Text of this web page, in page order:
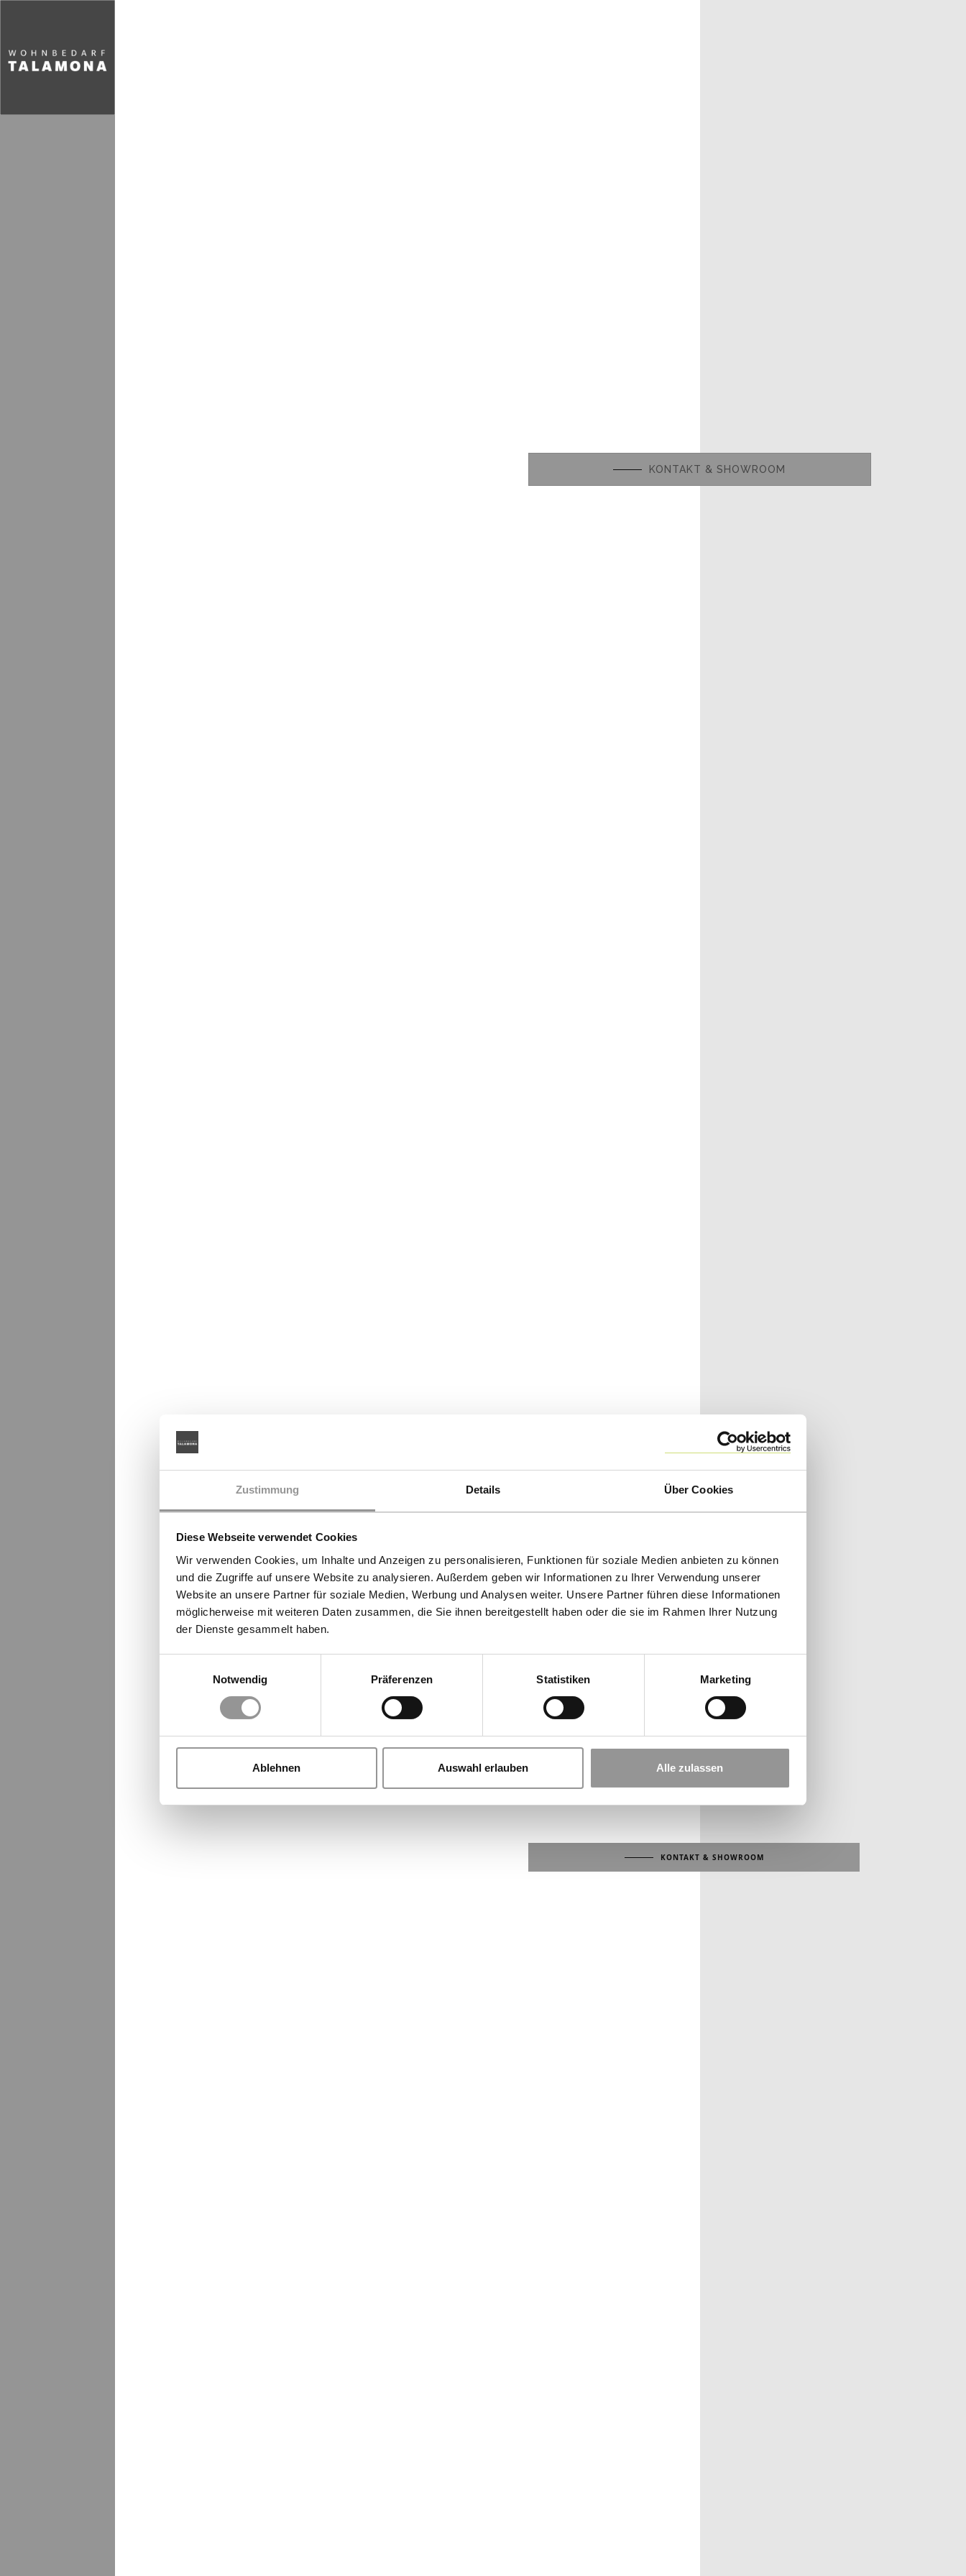
Zustimmung Details Über Cookies
Diese Webseite verwendet Cookies
Wir verwenden Cookies, um Inhalte und Anzeigen zu personalisieren, Funktionen für soziale Medien anbieten zu können
und die Zugriffe auf unsere Website zu analysieren. Außerdem geben wir Informationen zu Ihrer Verwendung unserer
Website an unsere Partner für soziale Medien, Werbung und Analysen weiter. Unsere Partner führen diese Informationen
möglicherweise mit weiteren Daten zusammen, die Sie ihnen bereitgestellt haben oder die sie im Rahmen Ihrer Nutzung
der Dienste gesammelt haben.
Notwendig
Präferenzen Statistiken Marketing
Ablehnen Auswahl erlauben Alle zulassen
KONTAKT & SHOWROOM
KONTAKT & SHOWROOM